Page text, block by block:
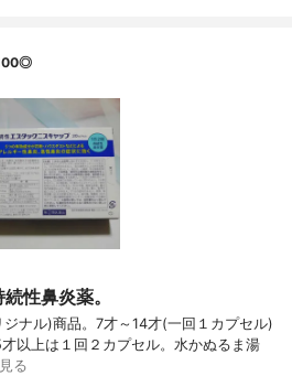
性鼻炎薬。
ナル)商品。7才～14才(一回１カプセル)
以上は１回２カプセル。水かぬるま湯
る